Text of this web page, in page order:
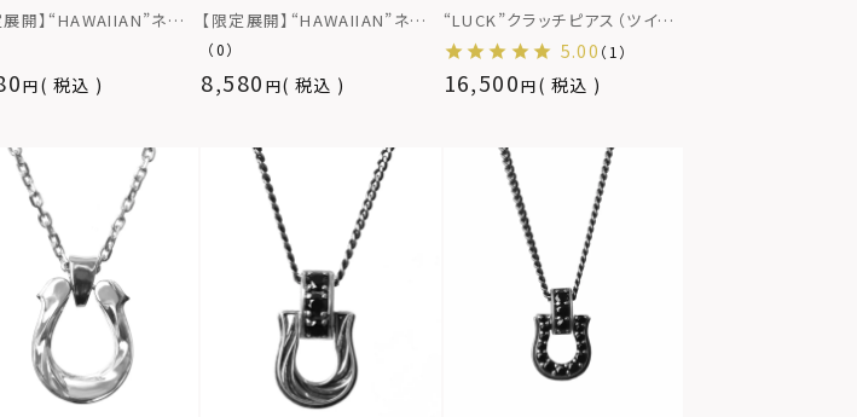
展開】“HAWAIIAN”ネック
ホースシューtypeN）/サ
応）
税込
【限定展開】“HAWAIIAN”ネック
レス（ホースシューtypeM）/サ
ギー対応）
8,580 税込
（0）
“LUCK”クラッチピアス（ツイス
トホースシュー）/シルバー925
16,500 税込
5.00 （1）